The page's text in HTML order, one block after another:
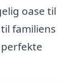
oase til
familiens